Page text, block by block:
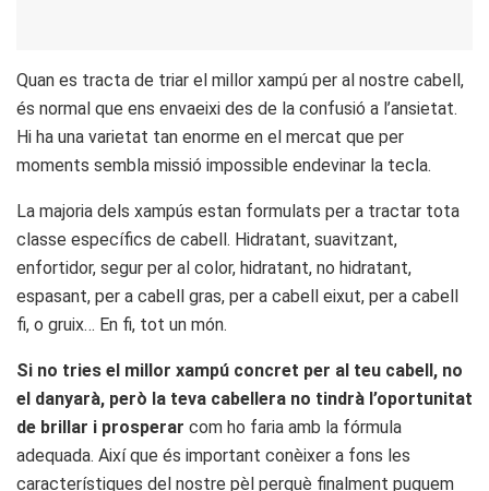
Quan es tracta de triar el millor xampú per al nostre cabell,
és normal que ens envaeixi des de la confusió a l’ansietat.
Hi ha una varietat tan enorme en el mercat que per
moments sembla missió impossible endevinar la tecla.
La majoria dels xampús estan formulats per a tractar tota
classe específics de cabell. Hidratant, suavitzant,
enfortidor, segur per al color, hidratant, no hidratant,
espasant, per a cabell gras, per a cabell eixut, per a cabell
fi, o gruix… En fi, tot un món.
Si no tries el millor xampú concret per al teu cabell, no
el danyarà, però la teva cabellera no tindrà l’oportunitat
de brillar i prosperar com ho faria amb la fórmula
adequada. Així que és important conèixer a fons les
característiques del nostre pèl perquè finalment puguem